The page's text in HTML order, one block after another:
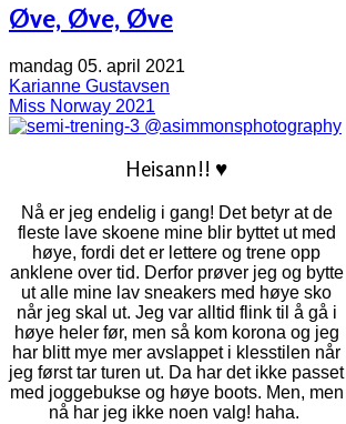
Øve, Øve, Øve
mandag 05. april 2021
Karianne Gustavsen
Miss Norway 2021
@asimmonsphotography
Heisann!! ♥
Nå er jeg endelig i gang! Det betyr at de
fleste lave skoene mine blir byttet ut med
høye, fordi det er lettere og trene opp
anklene over tid. Derfor prøver jeg og bytte
ut alle mine lav sneakers med høye sko
når jeg skal ut. Jeg var alltid flink til å gå i
høye heler før, men så kom korona og jeg
har blitt mye mer avslappet i klesstilen når
jeg først tar turen ut. Da har det ikke passet
med joggebukse og høye boots. Men, men
nå har jeg ikke noen valg! haha.